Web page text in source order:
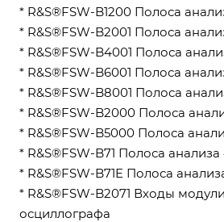
* R&S®FSW-B1200 Полоса
* R&S®FSW-B2001 Полоса
* R&S®FSW-B4001 Полоса
* R&S®FSW-B6001 Полоса
* R&S®FSW-B8001 Полоса
* R&S®FSW-B2000 Полоса
* R&S®FSW-B5000 Полоса
* R&S®FSW-B71 Полоса
* R&S®FSW-B71E Полоса
* R&S®FSW-B2071 Входы
осциллографа